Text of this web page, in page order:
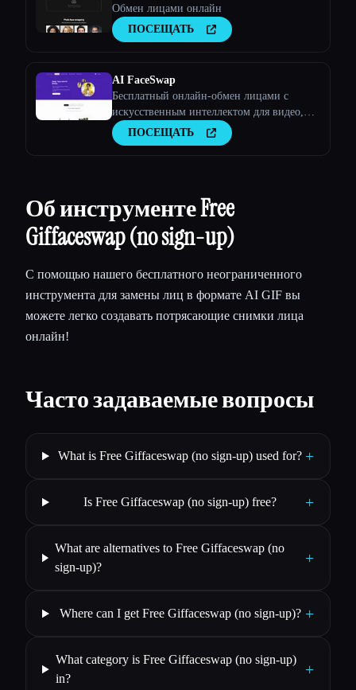
Обмен лицами онлайн
ПОСЕЩАТЬ
AI FaceSwap
Бесплатный онлайн-обмен лицами с
искусственным интеллектом для видео,
GIF-файлов и фотографий
ПОСЕЩАТЬ
Об инструменте Free
Giffaceswap (no sign-up)
С помощью нашего бесплатного неограниченного
инструмента для замены лиц в формате AI GIF вы
можете легко создавать потрясающие снимки лица
онлайн!
Часто задаваемые вопросы
What is Free Giffaceswap (no sign-up) used for? +
Is Free Giffaceswap (no sign-up) free? +
What are alternatives to Free Giffaceswap (no
sign-up)?
+
Where can I get Free Giffaceswap (no sign-up)? +
What category is Free Giffaceswap (no sign-up)
in?
+